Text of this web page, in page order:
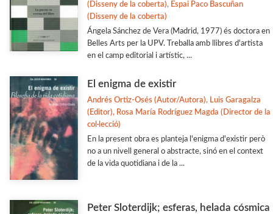
(Disseny de la coberta), Espai Paco Bascuñan
(Disseny de la coberta)
Ángela Sánchez de Vera (Madrid, 1977) és doctora en
Belles Arts per la UPV. Treballa amb llibres d'artista
en el camp editorial i artístic, ...
El enigma de existir
Andrés Ortiz-Osés (Autor/Autora), Luis Garagalza
(Editor), Rosa María Rodríguez Magda (Director de la
col·lecció)
En la present obra es planteja l'enigma d'existir però
no a un nivell general o abstracte, sinó en el context
de la vida quotidiana i de la ...
Peter Sloterdijk; esferas, helada cósmica